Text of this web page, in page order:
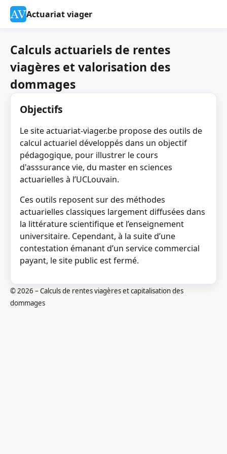
Actuariat viager
Calculs actuariels de rentes
viagères et valorisation des
dommages
Objectifs
Le site actuariat-viager.be propose des outils de
calcul actuariel développés dans un objectif
pédagogique, pour illustrer le cours
d'asssurance vie, du master en sciences
actuarielles à l’UCLouvain.
Ces outils reposent sur des méthodes
actuarielles classiques largement diffusées dans
la littérature scientifique et l’enseignement
universitaire. Cependant, à la suite d’une
contestation émanant d’un service commercial
payant, le site public est fermé.
© 2026 – Calculs de rentes viagères et capitalisation des
dommages